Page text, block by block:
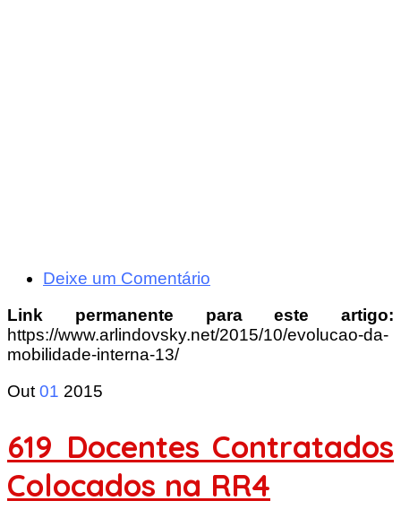
Deixe um Comentário
Link permanente para este artigo:
https://www.arlindovsky.net/2015/10/evolucao-da-
mobilidade-interna-13/
Out 01 2015
619 Docentes Contratados
Colocados na RR4